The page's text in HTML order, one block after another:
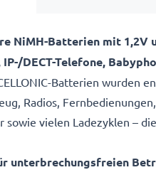
NiMH-Batterien mit 1,2V
DECT-Telefone,
Batterien wurden
Radios,
sowie vielen Ladezyklen –
unterbrechungsfreien